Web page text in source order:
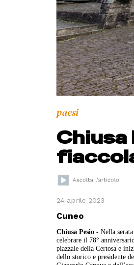
paesi
Chiusa
24 aprile 2023
Cuneo
Chiusa Pesio - Nella
celebrare il 78°
piazzale della Certosa e
dello storico e presidente